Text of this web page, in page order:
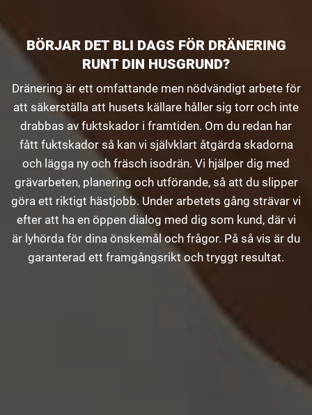
BÖRJAR DET BLI DAGS FÖR DRÄNERING
RUNT DIN HUSGRUND?
Dränering är ett omfattande men nödvändigt arbete för
att säkerställa att husets källare håller sig torr och inte
drabbas av fuktskador i framtiden. Om du redan har
fått fuktskador så kan vi självklart åtgärda skadorna
och lägga ny och fräsch isodrän. Vi hjälper dig med
grävarbeten, planering och utförande, så att du slipper
göra ett riktigt hästjobb. Under arbetets gång strävar vi
efter att ha en öppen dialog med dig som kund, där vi
är lyhörda för dina önskemål och frågor. På så vis är du
garanterad ett framgångsrikt och tryggt resultat.